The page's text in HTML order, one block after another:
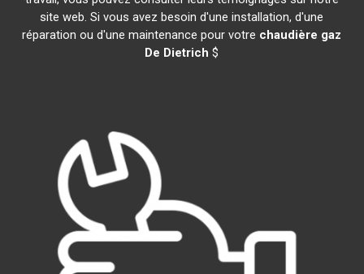
site web. Si vous avez besoin d'une installation, d'une
réparation ou d'une maintenance pour votre chaudière gaz
De Dietrich $